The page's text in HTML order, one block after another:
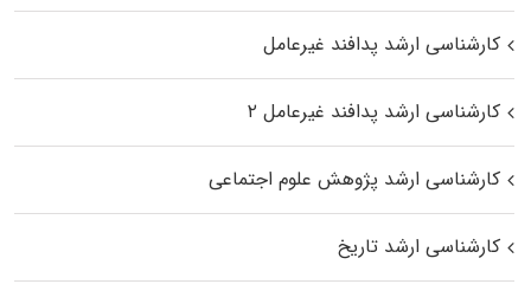
کارشناسی ارشد پدافند غیرعامل
کارشناسی ارشد پدافند غیرعامل ۲
کارشناسی ارشد پژوهش علوم اجتماعی
کارشناسی ارشد تاریخ